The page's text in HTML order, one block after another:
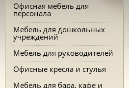
Офисная мебель для
персонала
Мебель для дошкольных
учреждений
Мебель для руководителей
Офисные кресла и стулья
Мебель для бара, кафе и